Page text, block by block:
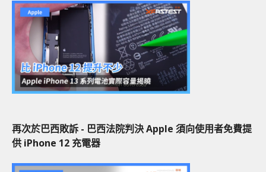
再次於巴西敗訴 - 巴西法院判決 Apple 須向使用者免費提
供 iPhone 12 充電器